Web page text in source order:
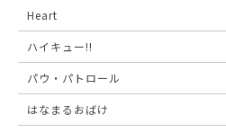
Heart
ハイキュー!!
パウ・パトロール
はなまるおばけ